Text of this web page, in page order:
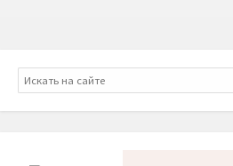
Поиск